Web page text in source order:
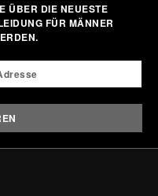
ÜBER DIE NEUESTE
FÜR MÄNNER